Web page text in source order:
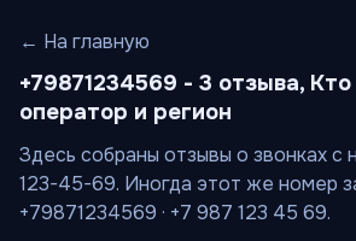
← На главную
+79871234569 - 3 отзыва, Кто
оператор и регион
Здесь собраны отзывы о звонках с
123-45-69. Иногда этот же номер
+79871234569 · +7 987 123 45 69.